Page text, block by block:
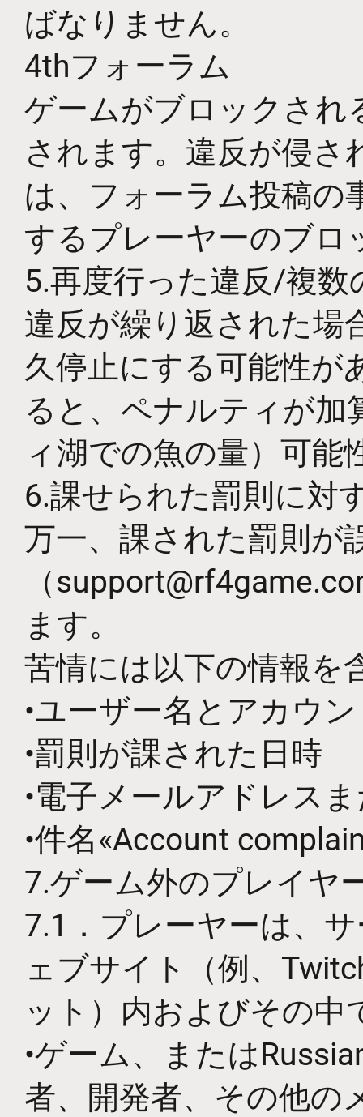
ばなりません。
4thフォーラム
ゲームがブロックされ
されます。違反が侵さ
は、フォーラム投稿の
するプレーヤーのブロ
5.再度行った違反/複
違反が繰り返された場
久停止にする可能性が
ると、ペナルティが加
ィ湖での魚の量）可能
6.課せられた罰則に対
万一、課された罰則が
（
ます。
苦情には以下の情報を
•ユーザー名とアカウ
•罰則が課された日時
•電子メールアドレス
•件名«Account
7.ゲーム外のプレイヤ
7.1．プレーヤーは、
ェブサイト（例、
ット）内およびその
•ゲーム、または
者、開発者、その他の